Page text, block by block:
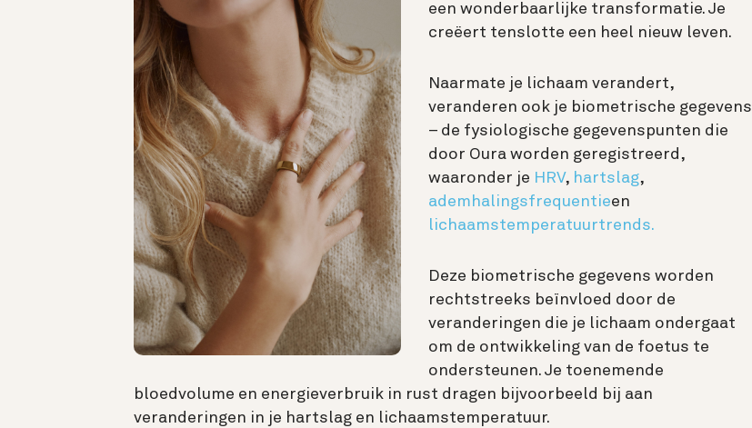
een wonderbaarlijke transformatie. Je
creëert tenslotte een heel nieuw leven.
Naarmate je lichaam verandert,
veranderen ook je biometrische gegevens
– de fysiologische gegevenspunten die
door Oura worden geregistreerd,
waaronder je HRV, hartslag,
ademhalingsfrequentieen
lichaamstemperatuurtrends.
Deze biometrische gegevens worden
rechtstreeks beïnvloed door de
veranderingen die je lichaam ondergaat
om de ontwikkeling van de foetus te
ondersteunen. Je toenemende
bloedvolume en energieverbruik in rust dragen bijvoorbeeld bij aan
veranderingen in je hartslag en lichaamstemperatuur.